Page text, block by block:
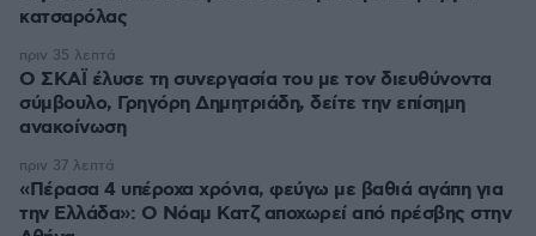
κατσαρόλας
Ο ΣΚΑΪ έλυσε τη συνεργασία του με τον διευθύνοντα
σύμβουλο, Γρηγόρη Δημητριάδη, δείτε την επίσημη
ανακοίνωση
πριν 35 λεπτά
«Πέρασα 4 υπέροχα χρόνια, φεύγω με βαθιά αγάπη για
την Ελλάδα»: Ο Νόαμ Κατζ αποχωρεί από πρέσβης στην
πριν 37 λεπτά